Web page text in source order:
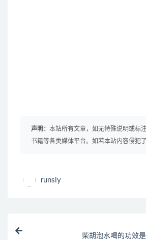
声明： 本站所有文章，如无特殊说明或标
书籍等各类媒体平台。如若本站内容侵犯
runsly
柴胡泡水喝的功效